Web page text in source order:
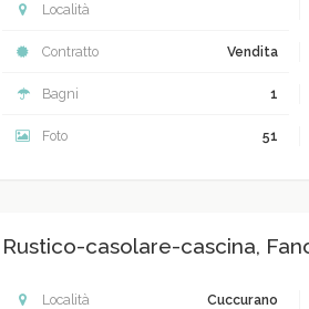
Località
Contratto Vendita
Bagni 1
Foto 51
Rustico-casolare-cascina,
Località Cuccurano